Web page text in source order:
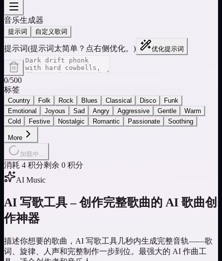
音乐生成器
提示词 自定义歌词
提示词(提示词太简单？点右侧优化。 ) 优化提示词
0/500
标签
Country Folk Rock Blues Classical Disco
Funk
Emotional
Joyous Sad Angry Aggressive Gentle
Warm
Cold
Festive Nostalgic Romantic Passionate Soothing
More
加载中...
消耗 4 积分剩余 0 积分
AI Music
AI 写歌工具 – 创作完整歌曲的 AI 歌曲创
作神器
描述你想要的歌曲，AI 写歌工具几秒内生成完整音轨——歌
词、旋律、人声和完整制作一步到位。最强大的 AI 作曲工